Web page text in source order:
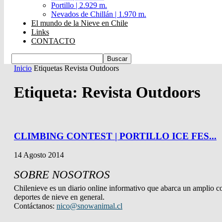
Portillo | 2.929 m.
Nevados de Chillán | 1.970 m.
El mundo de la Nieve en Chile
Links
CONTACTO
Inicio Etiquetas Revista Outdoors
Etiqueta: Revista Outdoors
CLIMBING CONTEST | PORTILLO ICE FES...
14 Agosto 2014
SOBRE NOSOTROS
Chilenieve es un diario online informativo que abarca un amplio
deportes de nieve en general.
Contáctanos: nico@snowanimal.cl